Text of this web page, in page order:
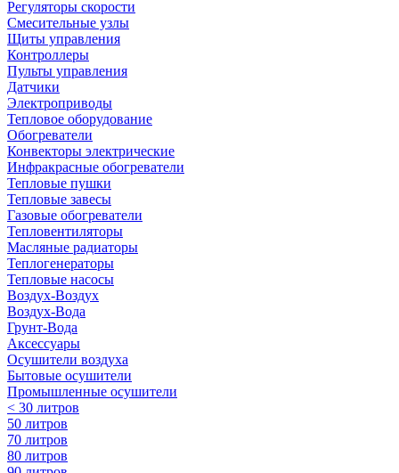
Регуляторы скорости
Смесительные узлы
Щиты управления
Контроллеры
Пульты управления
Датчики
Электроприводы
Тепловое оборудование
Обогреватели
Конвекторы электрические
Инфракрасные обогреватели
Тепловые пушки
Тепловые завесы
Газовые обогреватели
Тепловентиляторы
Масляные радиаторы
Теплогенераторы
Тепловые насосы
Воздух-Воздух
Воздух-Вода
Грунт-Вода
Аксессуары
Осушители воздуха
Бытовые осушители
Промышленные осушители
< 30 литров
50 литров
70 литров
80 литров